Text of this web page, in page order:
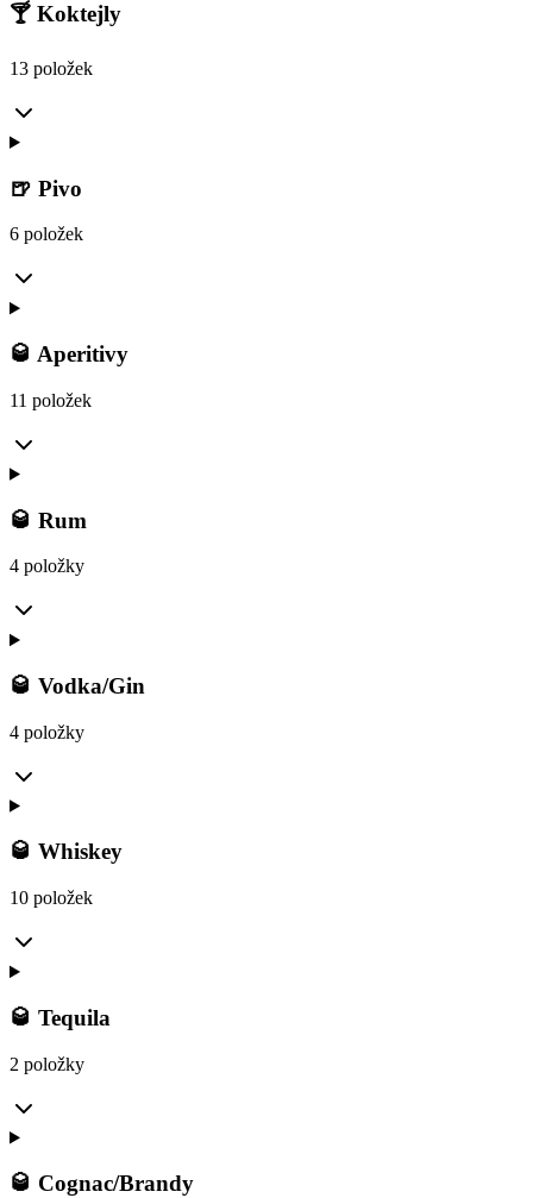
🍸 Koktejly
13 položek
🍺 Pivo
6 položek
🥃 Aperitivy
11 položek
🥃 Rum
4 položky
🥃 Vodka/Gin
4 položky
🥃 Whiskey
10 položek
🥃 Tequila
2 položky
🥃 Cognac/Brandy